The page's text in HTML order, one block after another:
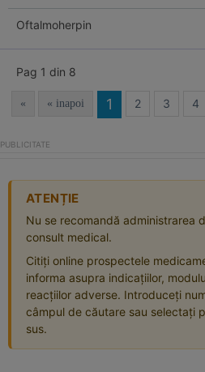
Oftalmoherpin
Pag 1 din 8
« « inapoi 1 2 3 4
ATENȚIE
Nu se recomandă administrarea
consult medical.
Citiți online prospectele
informa asupra indicațiilor,
reacțiilor adverse. Introduceți
câmpul de căutare sau selectați
sus.